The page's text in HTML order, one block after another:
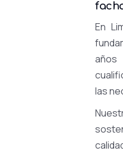
En
años
las